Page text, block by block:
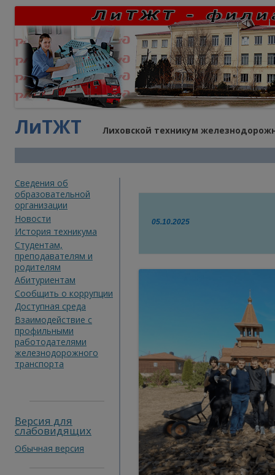
ЛиТЖТ Лиховской техникум
Cведения об
образовательной
организации
Новости
История техникума
Студентам,
преподавателям и
родителям
Абитуриентам
Сообщить о коррупции
Доступная среда
Взаимодействие с
профильными
работодателями
железнодорожного
транспорта
Версия для
слабовидящих
Обычная версия
05.10.2025